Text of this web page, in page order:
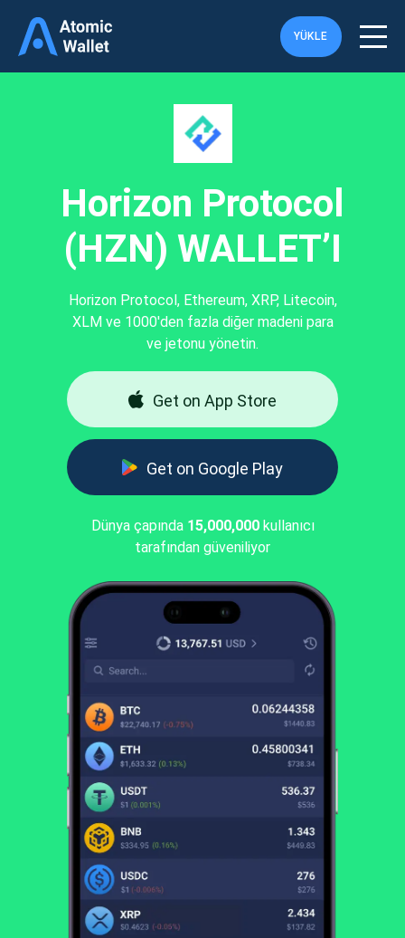
YÜKLE
Horizon Protocol
(HZN) WALLET’I
Horizon Protocol, Ethereum, XRP, Litecoin,
XLM ve 1000'den fazla diğer madeni para
ve jetonu yönetin.
Get on App Store
Get on Google Play
Dünya çapında 15,000,000kullanıcı
tarafından güveniliyor